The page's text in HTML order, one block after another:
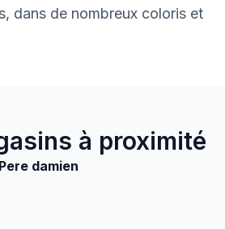
dans de nombreux coloris et
à proximité
damien